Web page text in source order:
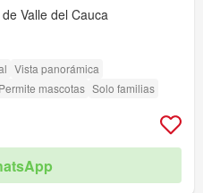
Valle del Cauca
Vista panorámica
Permite mascotas Solo familias